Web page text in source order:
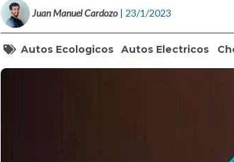
Juan Manuel Cardozo | 23/1/2023
Autos Ecologicos Autos Electricos